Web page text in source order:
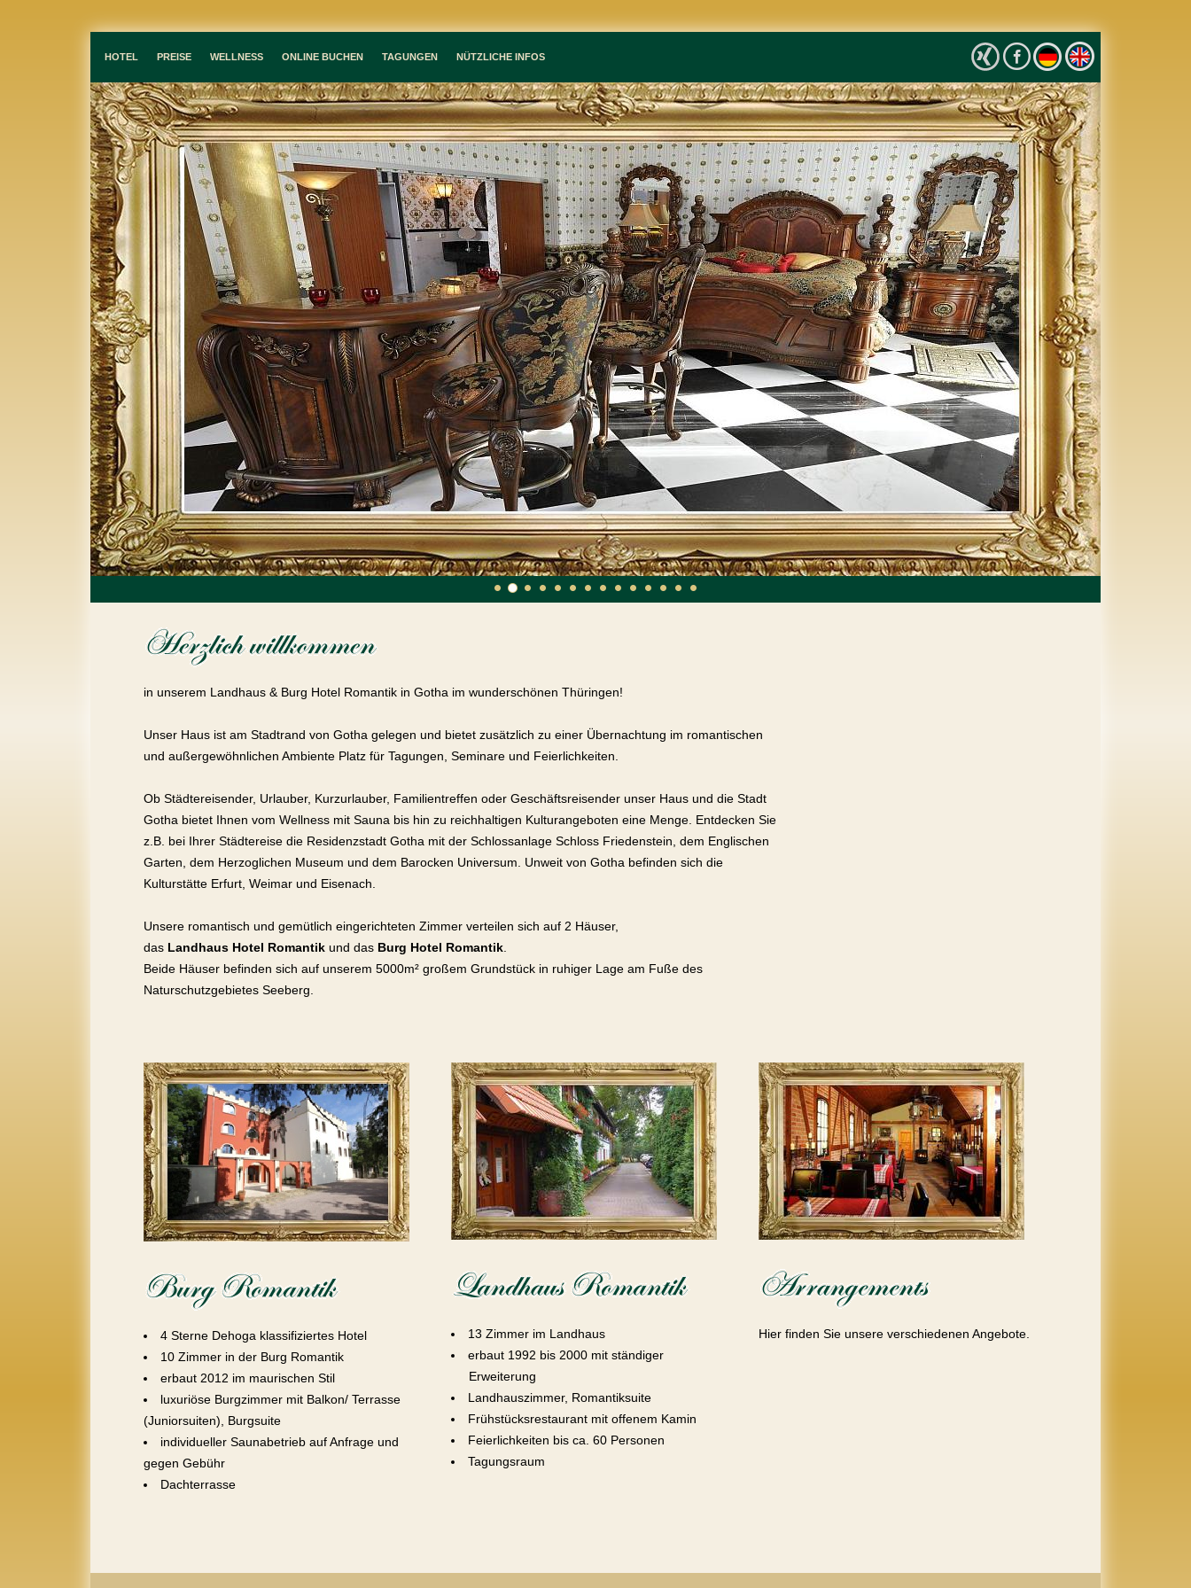
HOTEL PREISE WELLNESS ONLINE BUCHEN TAGUNGEN NÜTZLICHE INFOS
1 2 3 4 5 6 7 8 9 10 11 12 13
in unserem Landhaus & Burg Hotel Romantik in Gotha im wunderschönen Thüringen!
Unser Haus ist am Stadtrand von Gotha gelegen und bietet zusätzlich zu einer Übernachtung im romantischen
und außergewöhnlichen Ambiente Platz für Tagungen, Seminare und Feierlichkeiten.
Ob Städtereisender, Urlauber, Kurzurlauber, Familientreffen oder Geschäftsreisender unser Haus und die Stadt
Gotha bietet Ihnen vom Wellness mit Sauna bis hin zu reichhaltigen Kulturangeboten eine Menge. Entdecken Sie
z.B. bei Ihrer Städtereise die Residenzstadt Gotha mit der Schlossanlage Schloss Friedenstein, dem Englischen
Garten, dem Herzoglichen Museum und dem Barocken Universum. Unweit von Gotha befinden sich die
Kulturstätte Erfurt, Weimar und Eisenach.
Unsere romantisch und gemütlich eingerichteten Zimmer verteilen sich auf 2 Häuser,
das Landhaus Hotel Romantik und das Burg Hotel Romantik
Beide Häuser befinden sich auf unserem 5000m² großem Grundstück in ruhiger Lage am Fuße des
Naturschutzgebietes Seeberg.
4 Sterne Dehoga klassifiziertes Hotel
10 Zimmer in der Burg Romantik
erbaut 2012 im maurischen Stil
luxuriöse Burgzimmer mit Balkon/ Terrasse
(Juniorsuiten), Burgsuite
individueller Saunabetrieb auf Anfrage und
gegen Gebühr
Dachterrasse
13 Zimmer im Landhaus
erbaut 1992 bis 2000 mit ständiger
Erweiterung
Landhauszimmer, Romantiksuite
Frühstücksrestaurant mit offenem Kamin
Feierlichkeiten bis ca. 60 Personen
Tagungsraum
Hier finden Sie unsere verschiedenen Angebote.